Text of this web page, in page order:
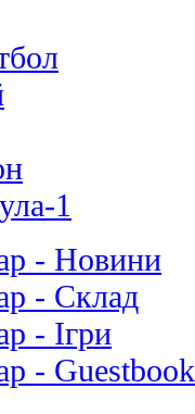
1
- Новини
- Склад
- Ігри
- Guestbook